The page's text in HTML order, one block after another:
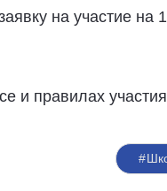
на участие
и правилах